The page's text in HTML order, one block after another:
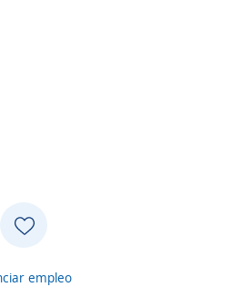
empleo